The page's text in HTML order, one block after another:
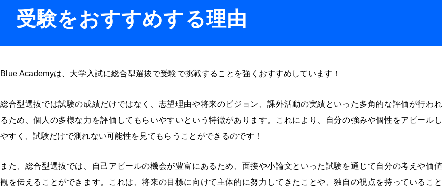
受験をおすすめする理由
Blue Academyは、大学入試に総合型選抜で受験で挑戦することを強くおすすめしています！
総合型選抜では試験の成績だけではなく、志望理由や将来のビジョン、課外活動の実績といった多角的な評価が行われ
るため、個人の多様な力を評価してもらいやすいという特徴があります。これにより、自分の強みや個性をアピールし
やすく、試験だけで測れない可能性を見てもらうことができるのです！
また、総合型選抜では、自己アピールの機会が豊富にあるため、面接や小論文といった試験を通じて自分の考えや価値
観を伝えることができます。これは、将来の目標に向けて主体的に努力してきたことや、独自の視点を持っていること